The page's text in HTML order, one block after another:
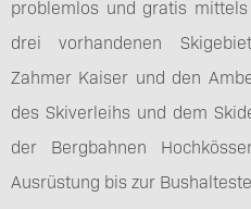
problemlos und gratis
drei vorhandenen
Zahmer Kaiser und den
des Skiverleihs und dem
der Bergbahnen
Ausrüstung bis zur